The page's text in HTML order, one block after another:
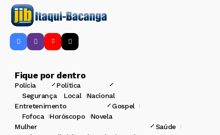
Fique por dentro
Polícia
Segurança
Política
Local
Nacional
Entretenimento
Fofoca
Horóscopo Novela
Gospel
Mulher
Saúde